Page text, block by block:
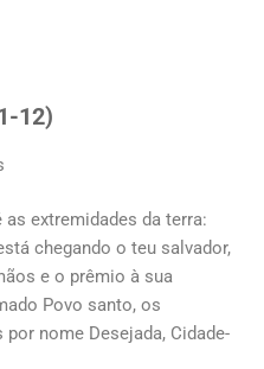
12)
extremidades da terra:
chegando o teu salvador,
e o prêmio à sua
Povo santo, os
nome Desejada, Cidade-